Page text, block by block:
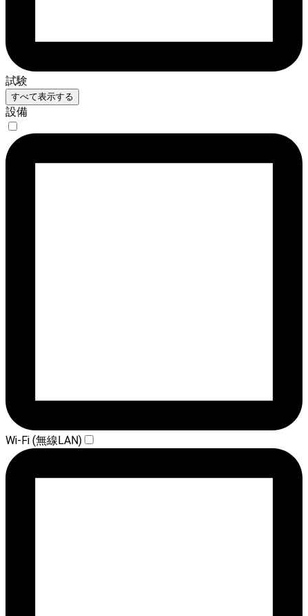
試験
すべて表示する
設備
Wi-Fi (無線LAN)